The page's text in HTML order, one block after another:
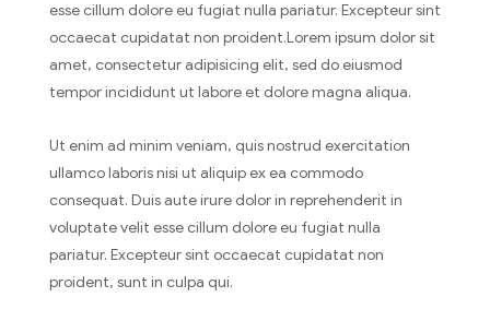
esse cillum dolore eu fugiat nulla pariatur. Excepteur sint
occaecat cupidatat non proident.Lorem ipsum dolor sit
amet, consectetur adipisicing elit, sed do eiusmod
tempor incididunt ut labore et dolore magna aliqua.
Ut enim ad minim veniam, quis nostrud exercitation
ullamco laboris nisi ut aliquip ex ea commodo
consequat. Duis aute irure dolor in reprehenderit in
voluptate velit esse cillum dolore eu fugiat nulla
pariatur. Excepteur sint occaecat cupidatat non
proident, sunt in culpa qui.